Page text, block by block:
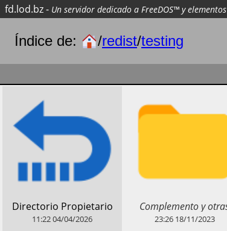
fd.lod.bz- Un servidor dedicado a FreeDOS™ y
Índice de: /redist/testing
​Directorio Propietario
11:2204/04/2026
​Complemento y
pruebas para este
23:26 18/11/2023